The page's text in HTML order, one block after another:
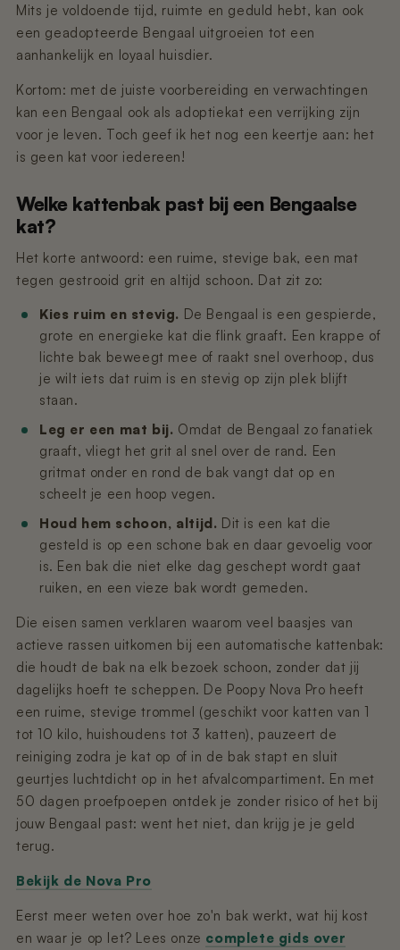
Mits je voldoende tijd, ruimte en geduld hebt, kan ook
een geadopteerde Bengaal uitgroeien tot een
aanhankelijk en loyaal huisdier.
Kortom: met de juiste voorbereiding en verwachtingen
kan een Bengaal ook als adoptiekat een verrijking zijn
voor je leven. Toch geef ik het nog een keertje aan: het
is geen kat voor iedereen!
Welke kattenbak past bij een Bengaalse
kat?
Het korte antwoord: een ruime, stevige bak, een mat
tegen gestrooid grit en altijd schoon. Dat zit zo:
Kies ruim en stevig. De Bengaal is een gespierde,
grote en energieke kat die flink graaft. Een krappe of
lichte bak beweegt mee of raakt snel overhoop, dus
je wilt iets dat ruim is en stevig op zijn plek blijft
staan.
Leg er een mat bij. Omdat de Bengaal zo fanatiek
graaft, vliegt het grit al snel over de rand. Een
gritmat onder en rond de bak vangt dat op en
scheelt je een hoop vegen.
Houd hem schoon, altijd. Dit is een kat die
gesteld is op een schone bak en daar gevoelig voor
is. Een bak die niet elke dag geschept wordt gaat
ruiken, en een vieze bak wordt gemeden.
Die eisen samen verklaren waarom veel baasjes van
actieve rassen uitkomen bij een automatische kattenbak:
die houdt de bak na elk bezoek schoon, zonder dat jij
dagelijks hoeft te scheppen. De Poopy Nova Pro heeft
een ruime, stevige trommel (geschikt voor katten van 1
tot 10 kilo, huishoudens tot 3 katten), pauzeert de
reiniging zodra je kat op of in de bak stapt en sluit
geurtjes luchtdicht op in het afvalcompartiment. En met
50 dagen proefpoepen ontdek je zonder risico of het bij
jouw Bengaal past: went het niet, dan krijg je je geld
terug.
Bekijk de Nova Pro
Eerst meer weten over hoe zo'n bak werkt, wat hij kost
en waar je op let? Lees onze complete gids over